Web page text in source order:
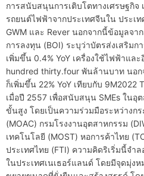
การสนับสนุนการเติบโตทางเศรษฐกิจ
รถยนต์ไฟฟ้าจากประเทศจีนใน ประเท
GWM และ Rever นอกจากนี้ข้อมูลจา
การลงทุน (BOI) ระบุว่าบัตรส่งเสริม
เพิ่มขึ้น 0.4% YoY เครื่องใช้ไฟฟ้าแล
hundred thirty.four พันล้านบาท นอก
ก็เพิ่มขึ้น 22% YoY เทียบกับ 9M2022
เมื่อปี 2557 เพื่อสนับสนุน SMEs ในอุ
ขั้นสูง โดยเป็นความร่วมมือระหว่างก
(MOAC) กรมโรงงานอุตสาหกรรม
เทคโนโลยี (MOST) หอการค้าไทย
ประเทศไทย (FTI) ความคิดริเริ่มนี้จำ
ในประเทศเนเธอร์แลนด์ โดยมีจุดมุ่ง